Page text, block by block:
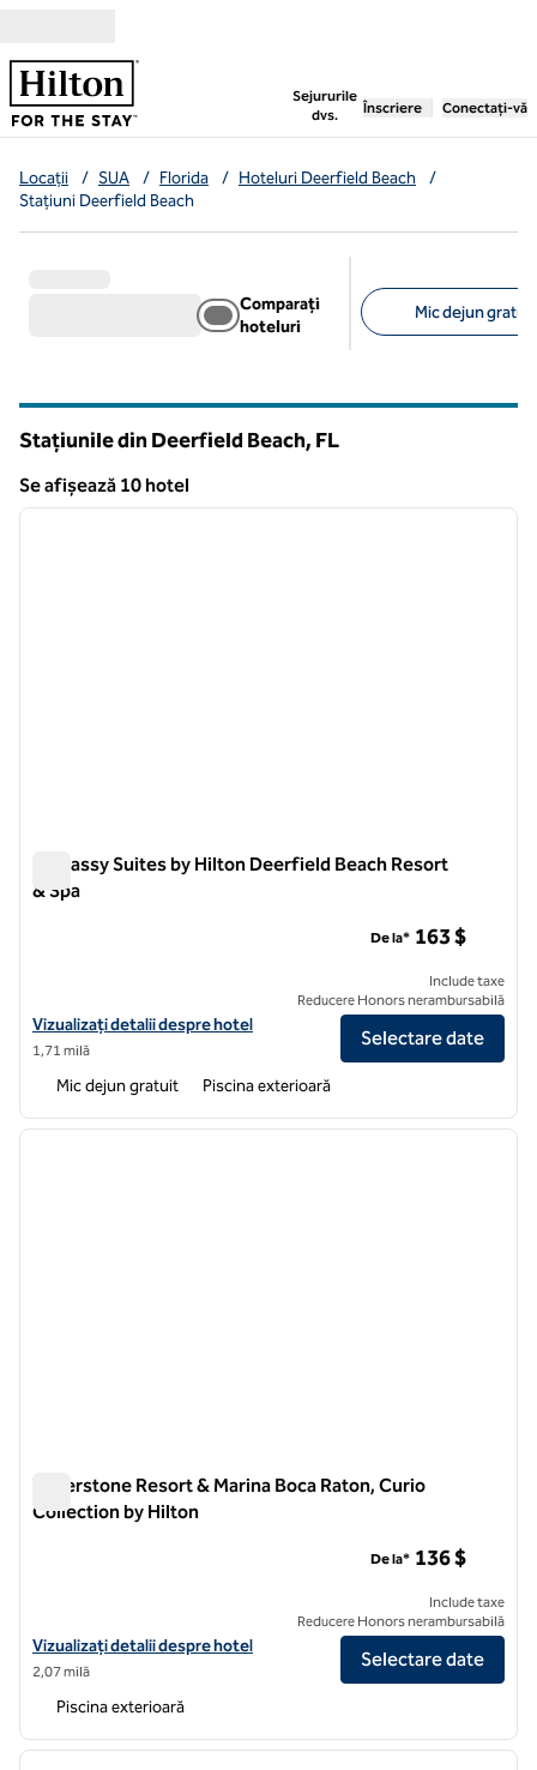
Sejururile
dvs.
, deschide o filă nouă
Înscriere Conectați-vă
Locații / SUA / Florida / Hoteluri Deerfield Beach
/
Stațiuni Deerfield Beach
Comparați
hoteluri
Mic dejun gratuit
Stațiunile din Deerfield Beach, FL
Se afișează 10 hotel
Se afișează 10 hotel
1 din 12
Embassy Suites by Hilton Deerfield Beach Resort
& Spa
Vizualizați detaliile hotelului pentru Embassy Suites by Hilton
Vizualizați detalii despre hotel
1,71 milă
De la* 163 $
Include taxe
Reducere Honors nerambursabilă
Selectare date
Mic dejun gratuit Piscina exterioară
1 din 12
Waterstone Resort & Marina Boca Raton, Curio
Collection by Hilton
Vizualizați detaliile hotelului pentru Waterstone Resort & Marina
Vizualizați detalii despre hotel
2,07 milă
De la* 136 $
Include taxe
Reducere Honors nerambursabilă
Selectare date
Piscina exterioară
1 din 11